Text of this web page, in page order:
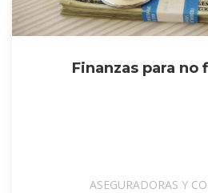
Finanzas para no
ASEGURADORAS Y